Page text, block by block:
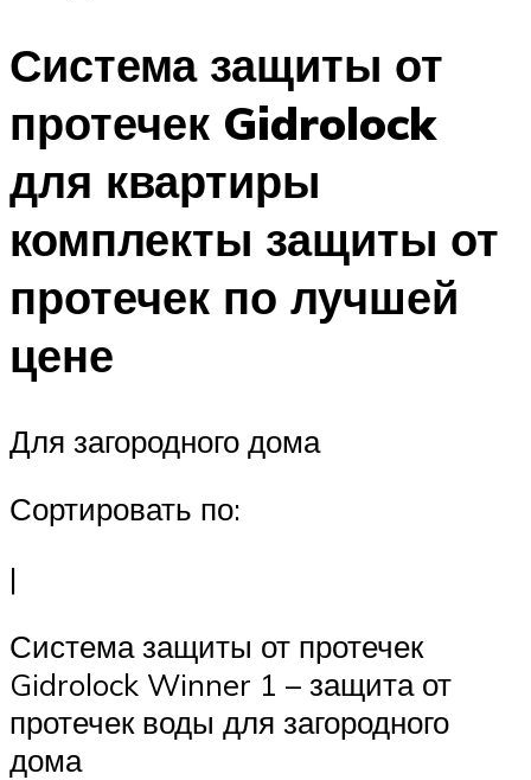
Система защиты от
протечек Gidrolock
для квартиры
комплекты защиты от
протечек по лучшей
цене
Для загородного дома
Сортировать по:
|
Система защиты от протечек
Gidrolock Winner 1 – защита от
протечек воды для загородного
дома